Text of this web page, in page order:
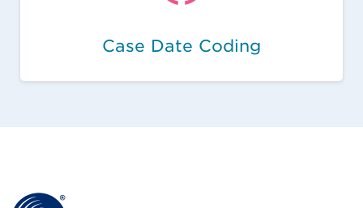
Case Date Coding